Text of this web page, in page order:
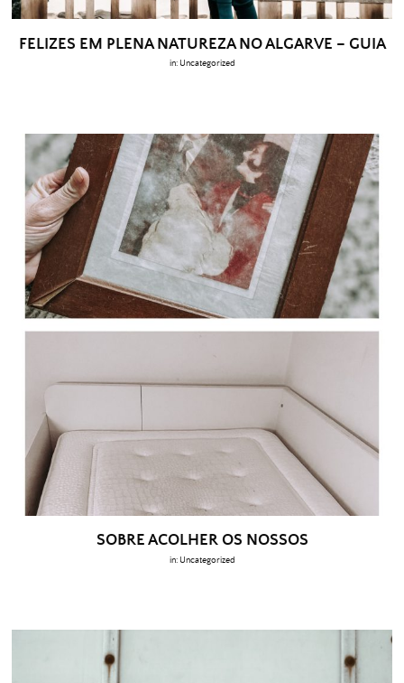
FELIZES EM PLENA NATUREZA NO ALGARVE – GUIA
in: Uncategorized
SOBRE ACOLHER OS NOSSOS
in: Uncategorized